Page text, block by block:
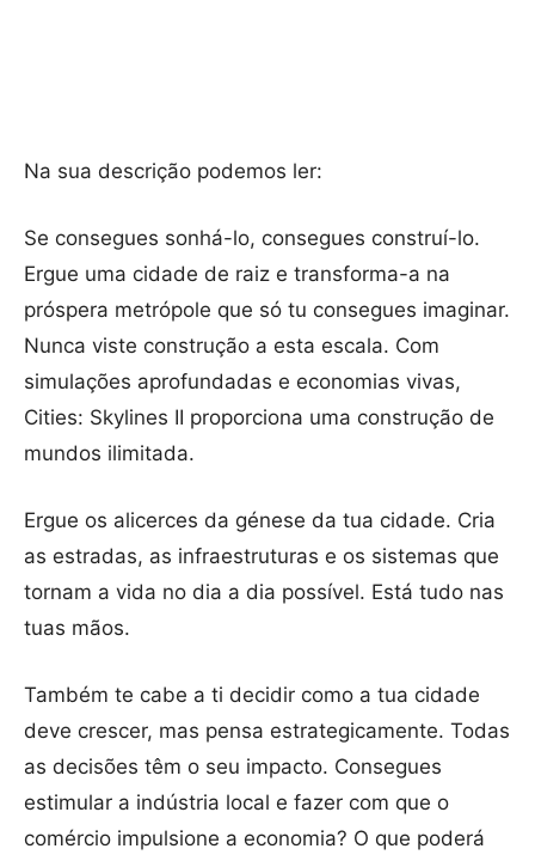
Na sua descrição podemos ler:
Se consegues sonhá-lo, consegues construí-lo.
Ergue uma cidade de raiz e transforma-a na
próspera metrópole que só tu consegues imaginar.
Nunca viste construção a esta escala. Com
simulações aprofundadas e economias vivas,
Cities: Skylines II proporciona uma construção de
mundos ilimitada.
Ergue os alicerces da génese da tua cidade. Cria
as estradas, as infraestruturas e os sistemas que
tornam a vida no dia a dia possível. Está tudo nas
tuas mãos.
Também te cabe a ti decidir como a tua cidade
deve crescer, mas pensa estrategicamente. Todas
as decisões têm o seu impacto. Consegues
estimular a indústria local e fazer com que o
comércio impulsione a economia? O que poderá